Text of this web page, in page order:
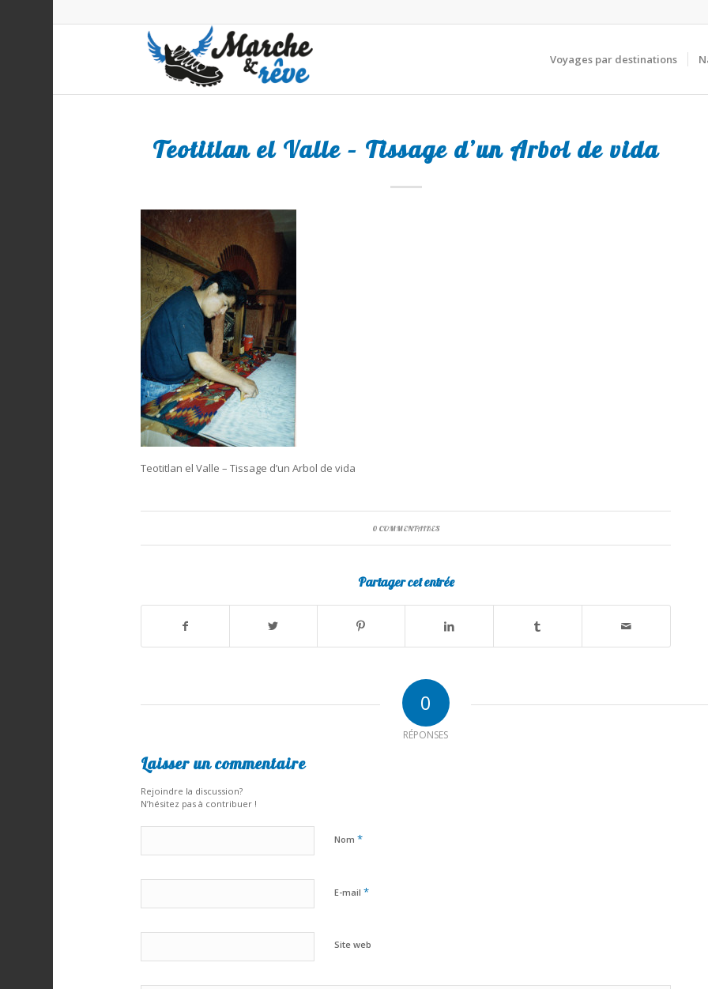
Voyages par destinations
Teotitlan el Valle – Tissage d’un Arbol de vida
Teotitlan el Valle – Tissage d’un Arbol de vida
0 COMMENTAIRES
Partager cet entrée
0
RÉPONSES
Laisser un commentaire
Rejoindre la discussion?
N’hésitez pas à contribuer !
Nom *
E-mail *
Site web